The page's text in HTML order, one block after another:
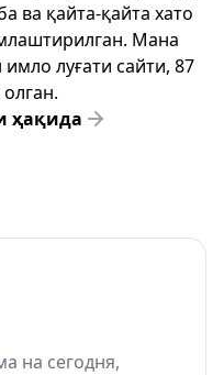
ва қайта-қайта хато
Мана
луғати сайти, 87
ҳақида
на сегодня,